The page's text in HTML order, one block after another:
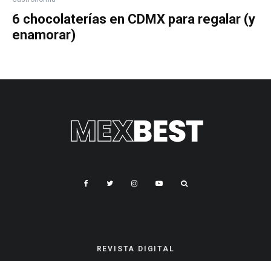
6 chocolaterías en CDMX para regalar (y
enamorar)
REVISTA DIGITAL